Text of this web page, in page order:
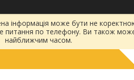
інформація може бути не
питання по телефону. Ви також
найближчим часом.